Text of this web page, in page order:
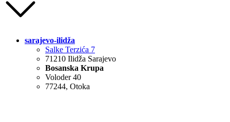
sarajevo-ilidža
Salke Terzića 7
71210 Ilidža Sarajevo
Bosanska Krupa
Voloder 40
77244, Otoka